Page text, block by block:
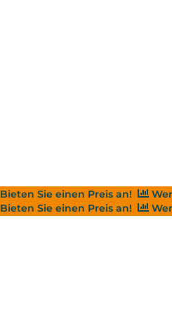
Bieten Sie einen Preis an!
Bieten Sie einen Preis an!